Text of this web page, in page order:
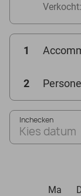
1
2
Inchecken
Kies datum
Ma